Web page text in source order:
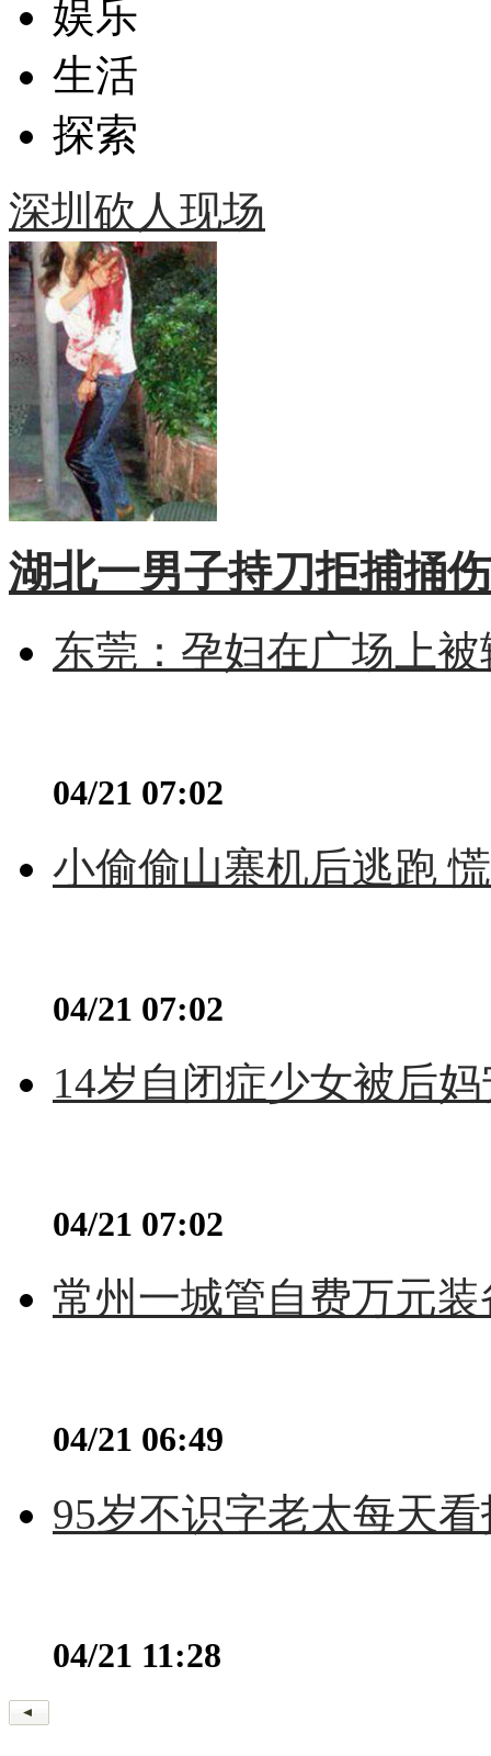
娱乐
生活
探索
深圳砍人现场
湖北一男子持刀拒捕捅
东莞：孕妇在广场上
04/21 07:02
小偷偷山寨机后逃跑
04/21 07:02
14岁自闭症少女被后
04/21 07:02
常州一城管自费万元
04/21 06:49
95岁不识字老太每天
04/21 11:28